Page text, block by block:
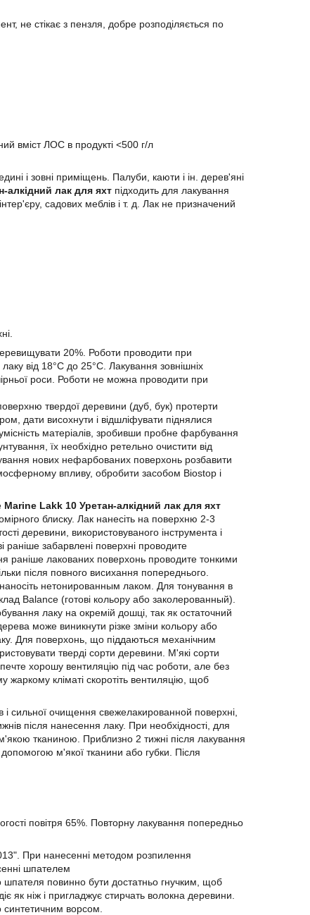
не стікає з пензля, добре розподіляється по
вміст ЛОС в продукті <500 г/л
і зовні приміщень. Палуби, каюти і ін. дерев'яні
алкідний лак для яхт підходить для лакування
садових меблів і т. д. Лак не призначений
20%. Роботи проводити при
від 18°C до 25°C. Лакування зовнішніх
роси. Роботи не можна проводити при
твердої деревини (дуб, бук) протерти
дати висохнути і відшліфувати піднялися
матеріалів, зробивши пробне фарбування
їх необхідно ретельно очистити від
нових нефарбованих поверхонь розбавити
впливу, обробити засобом Biostop і
Marine Lakk 10 Уретан-алкідний лак для яхт
блиску. Лак нанесіть на поверхню 2-3
деревини, використовуваного інструмента і
забарвлені поверхні проводите
раніше лакованих поверхонь проводите тонкими
після повного висихання попереднього.
нетонированным лаком. Для тонування в
Balance (готові кольору або заколерованный).
лаку на окремій дошці, так як остаточний
може виникнути різке зміни кольору або
Для поверхонь, що піддаються механічним
тверді сорти деревини. М'які сорти
хорошу вентиляцію під час роботи, але без
жаркому кліматі скоротіть вентиляцію, щоб
і сильної очищення свежелакированной поверхні,
після нанесення лаку. При необхідності, для
тканиною. Приблизно 2 тижні після лакування
м'якої тканини або губки. Після
повітря 65%. Повторну лакування попередньо
При нанесенні методом розпилення
шпателем
шпателя повинно бути достатньо гнучким, щоб
як ніж і пригладжує стирчать волокна деревини.
ворсом.